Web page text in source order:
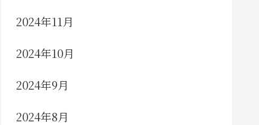
2024年11月
2024年10月
2024年9月
2024年8月